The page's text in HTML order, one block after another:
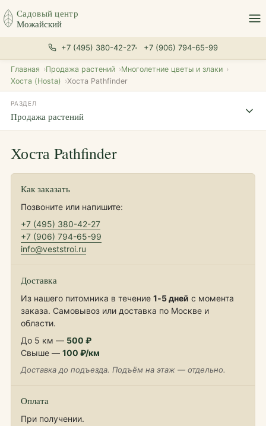
Садовый центр
Можайский
+7 (495) 380-42-27 +7 (906) 794-65-99
Главная Продажа растений
Многолетние цветы и злаки
Хоста (Hosta)
Хоста Pathfinder
РАЗДЕЛ
Продажа растений
Хоста Pathfinder
Как заказать
Позвоните или напишите:
+7 (495) 380-42-27
+7 (906) 794-65-99
info@veststroi.ru
Доставка
Из нашего питомника в течение 1‑5 дней с момента
заказа. Самовывоз или доставка по Москве и
области.
До 5 км — 500 ₽
Свыше — 100 ₽/км
Доставка до подъезда. Подъём на этаж — отдельно.
Оплата
При получении.